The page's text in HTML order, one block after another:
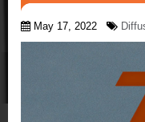
May 17, 2022